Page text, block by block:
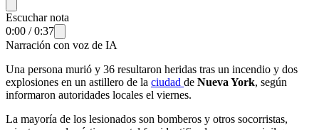
Escuchar nota
0:00 /0:37
Narración con voz de IA
Una persona murió y 36 resultaron heridas tras un incendio y dos
explosiones en un astillero de la ciudad de Nueva York, según
informaron autoridades locales el viernes.
La mayoría de los lesionados son bomberos y otros socorristas,